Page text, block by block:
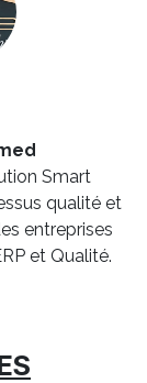
Smart
qualité et
entreprises
et Qualité.